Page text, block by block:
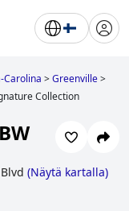
Carolina >Greenville>
Collection
(Näytä kartalla)